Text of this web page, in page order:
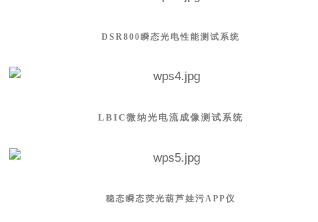
DSR800瞬态光电性能测试系统
LBIC微纳光电流成像测试系统
稳态瞬态荧光葫芦娃污APP仪